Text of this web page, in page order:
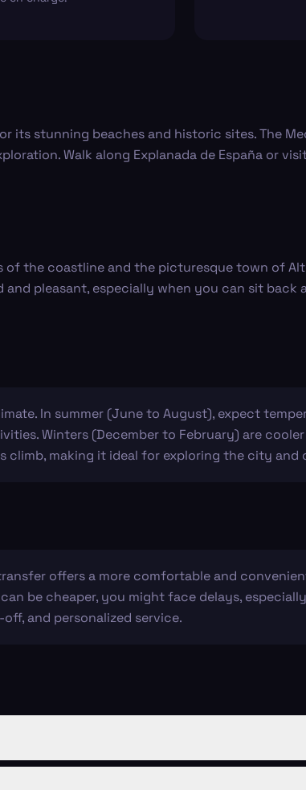
stunning beaches and historic sites. The
Walk along Explanada de España or
of the coastline and the picturesque town of
and pleasant, especially when you can sit
In summer (June to August), expect
Winters (December to February) are
climb, making it ideal for exploring the city
offers a more comfortable and
be cheaper, you might face delays,
and personalized service.